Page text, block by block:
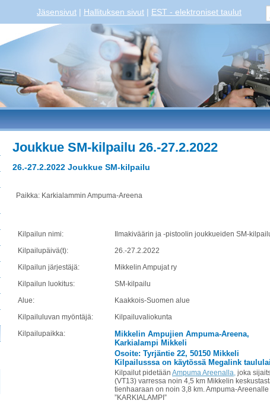
Jäsensivut | Hallituksen sivut | EST - elektroniset taulut
Joukkue SM-kilpailu 26.-27.2.2022
26.-27.2.2022 Joukkue SM-kilpailu
Paikka: Karkialammin Ampuma-Areena
Kilpailun nimi:
Ilmakiväärin ja -pistoolin joukkueiden SM-
Kilpailupäivä(t):
26.-27.2.2022
Kilpailun järjestäjä:
Mikkelin Ampujat ry
Kilpailun luokitus:
SM-kilpailu
Alue:
Kaakkois-Suomen alue
Kilpailuluvan myöntäjä:
Kilpailuvaliokunta
Kilpailupaikka:
Mikkelin Ampujien Ampuma-Areena,
Karkialampi Mikkeli
Osoite: Tyrjäntie 22, 50150 Mikkeli
Kilpailusssa on käytössä Megalink
Kilpailut pidetään Ampuma Areenalla, joka
(VT13) varressa noin 4,5 km Mikkelin
tienhaaraan on noin 3,8 km. Ampuma-
”KARKIALAMPI”